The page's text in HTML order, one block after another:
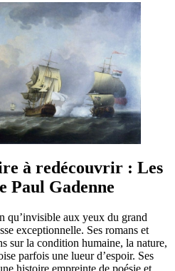
à redécouvrir : Les
Paul Gadenne
qu’invisible aux yeux du grand
exceptionnelle. Ses romans et
sur la condition humaine, la nature,
parfois une lueur d’espoir. Ses